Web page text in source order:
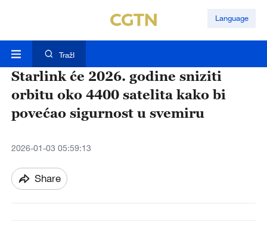
Language
TražI
Starlink će 2026. godine sniziti
orbitu oko 4400 satelita kako bi
povećao sigurnost u svemiru
2026-01-03 05:59:13
Share